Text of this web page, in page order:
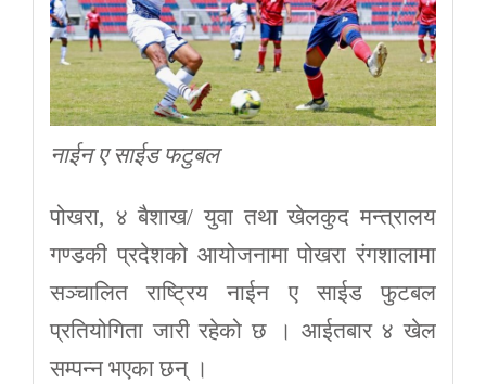
नाईन ए साईड फटुबल
पोखरा, ४ बैशाख/ युवा तथा खेलकुद मन्त्रालय
गण्डकी प्रदेशको आयोजनामा पोखरा रंगशालामा
सञ्चालित राष्ट्रिय नाईन ए साईड फुटबल
प्रतियोगिता जारी रहेको छ । आईतबार ४ खेल
सम्पन्न भएका छन् ।